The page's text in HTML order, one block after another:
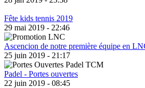
Fête kids tennis 2019
29 mai 2019 - 22:46
Ascencion de notre première équipe en
25 juin 2019 - 21:17
Padel - Portes ouvertes
22 juin 2019 - 08:45